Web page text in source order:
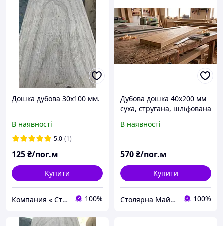
Дошка дубова 30х100 мм.
В наявності
5.0 (1)
125₴/пог.м
Купити
Компания « Строй Мастер » 100%
Дубова дошка 40х200 мм
суха, стругана, шліфована
В наявності
570₴/пог.м
Купити
Столярна Майстерня UA 100%